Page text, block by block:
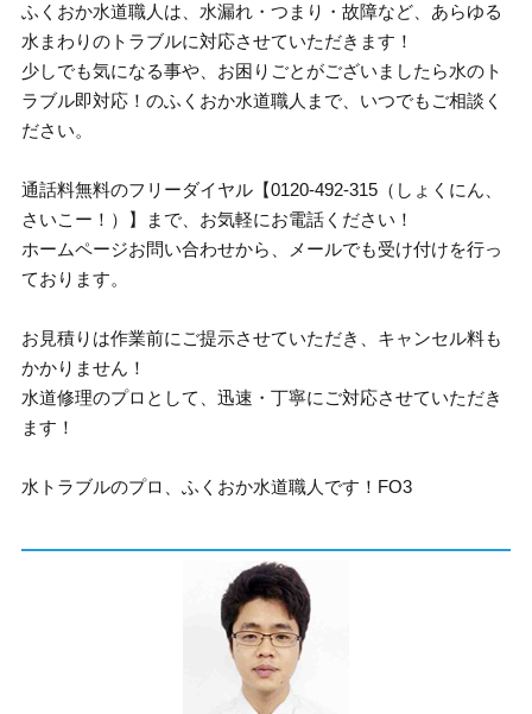
ふくおか水道職人は、水漏れ・つまり・故障など、あらゆる
水まわりのトラブルに対応させていただきます！
少しでも気になる事や、お困りごとがございましたら水のト
ラブル即対応！のふくおか水道職人まで、いつでもご相談く
ださい。
通話料無料のフリーダイヤル【0120-492-315（しょくにん、
さいこー！）】まで、お気軽にお電話ください！
ホームページお問い合わせから、メールでも受け付けを行っ
ております。
お見積りは作業前にご提示させていただき、キャンセル料も
かかりません！
水道修理のプロとして、迅速・丁寧にご対応させていただき
ます！
水トラブルのプロ、ふくおか水道職人です！FO3